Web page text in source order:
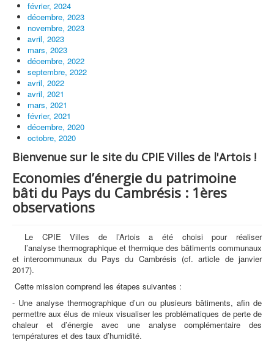
février, 2024
décembre, 2023
novembre, 2023
avril, 2023
mars, 2023
décembre, 2022
septembre, 2022
avril, 2022
avril, 2021
mars, 2021
février, 2021
décembre, 2020
octobre, 2020
Bienvenue sur le site du CPIE Villes de l'Artois !
Economies d’énergie du patrimoine
bâti du Pays du Cambrésis : 1ères
observations
Le CPIE Villes de l’Artois a été choisi pour réaliser
l’analyse thermographique et thermique des bâtiments communaux
et intercommunaux du Pays du Cambrésis (cf. article de janvier
2017).
Cette mission comprend les étapes suivantes :
- Une analyse thermographique d’un ou plusieurs bâtiments, afin de
permettre aux élus de mieux visualiser les problématiques de perte de
chaleur et d’énergie avec une analyse complémentaire des
températures et des taux d’humidité.